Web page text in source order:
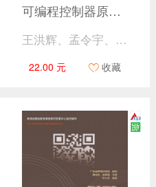
可编程控制器原理及应用简明教程
王洪辉、孟令宇、庹先国
22.00 元 收藏